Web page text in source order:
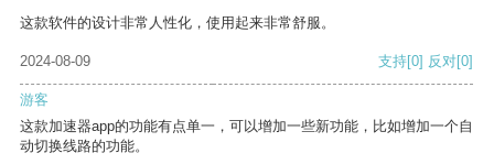
这款软件的设计非常人性化，使用起来非常舒服。
2024-08-09 支持[0] 反对[0]
游客
这款加速器app的功能有点单一，可以增加一些新功能，比如增加一个自
动切换线路的功能。